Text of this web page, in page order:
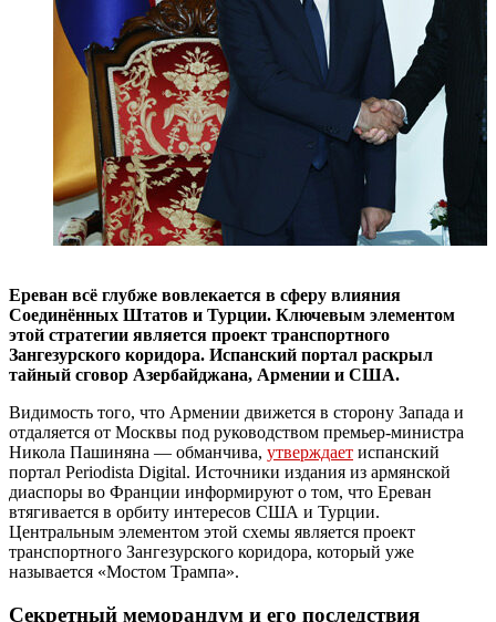
Ереван всё глубже вовлекается в сферу влияния
Соединённых Штатов и Турции. Ключевым элементом
этой стратегии является проект транспортного
Зангезурского коридора. Испанский портал раскрыл
тайный сговор Азербайджана, Армении и США.
Видимость того, что Армении движется в сторону Запада и
отдаляется от Москвы под руководством премьер-министра
Никола Пашиняна — обманчива, утверждает испанский
портал Periodista Digital. Источники издания из армянской
диаспоры во Франции информируют о том, что Ереван
втягивается в орбиту интересов США и Турции.
Центральным элементом этой схемы является проект
транспортного Зангезурского коридора, который уже
называется «Мостом Трампа».
Секретный меморандум и его последствия